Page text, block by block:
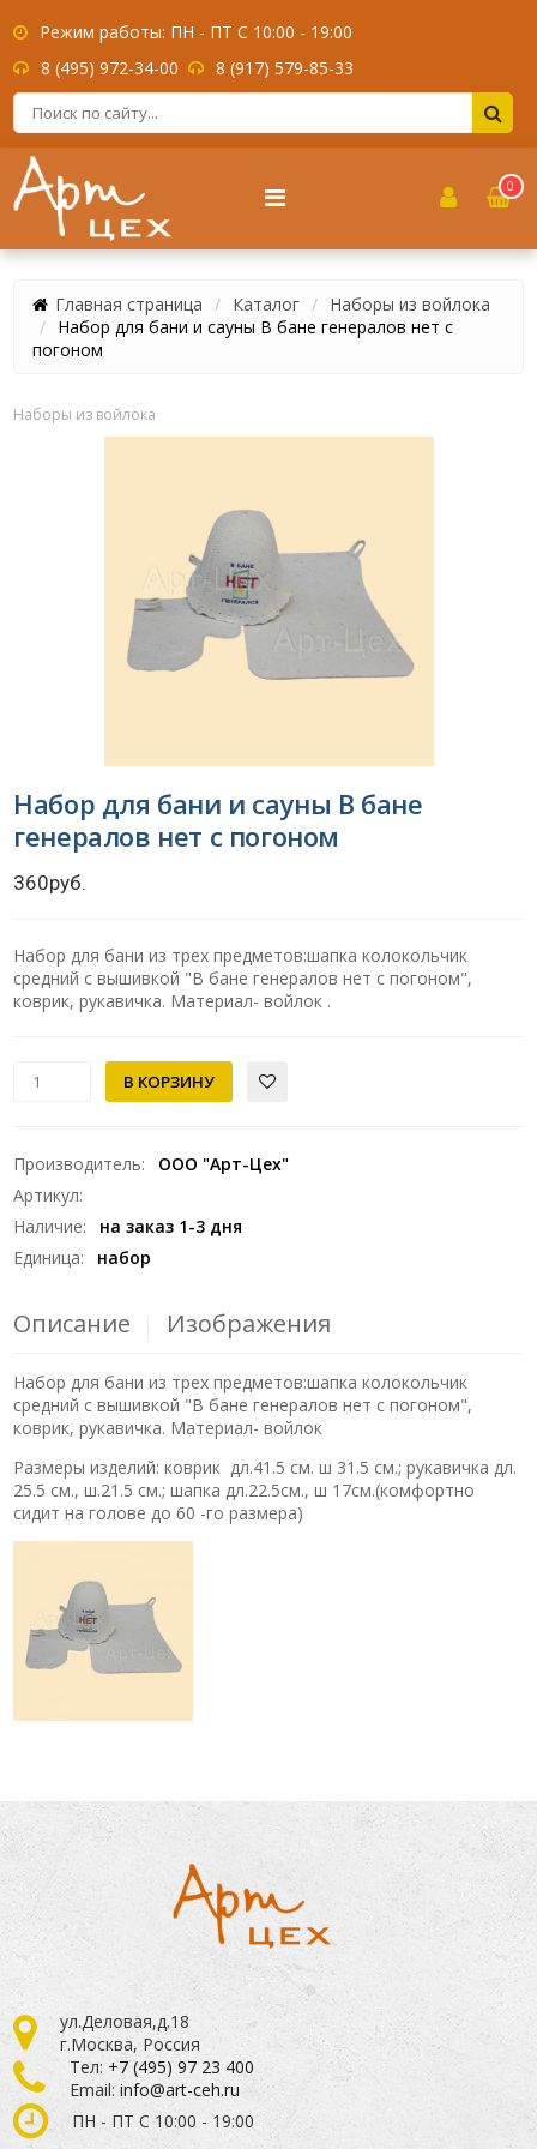
Режим работы: ПН - ПТ С 10:00 - 19:00
8 (495) 972-34-00
8 (917) 579-85-33
0
Главная страница Каталог
Наборы из войлока
Набор для бани и сауны В бане генералов нет с
погоном
Наборы из войлока
Набор для бани и сауны В бане
генералов нет с погоном
360руб.
Набор для бани из трех предметов:шапка колокольчик
средний с вышивкой "В бане генералов нет с погоном",
коврик, рукавичка. Материал- войлок .
Производитель:
ООО "Арт-Цех"
Артикул:
Наличие:
на заказ 1-3 дня
Единица: набор
Описание Изображения
Набор для бани из трех предметов:шапка колокольчик
средний с вышивкой "В бане генералов нет с погоном",
коврик, рукавичка. Материал- войлок
Размеры изделий: коврик дл.41.5 см. ш 31.5 см.; рукавичка дл.
25.5 см., ш.21.5 см.; шапка дл.22.5см., ш 17см.(комфортно
сидит на голове до 60 -го размера)
ул.Деловая,д.18
г.Москва, Россия
Тел: +7 (495) 97 23 400
Email:info@art-ceh.ru
ПН - ПТ С 10:00 - 19:00